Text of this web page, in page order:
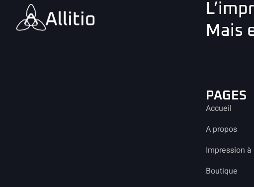
Mais
PAGES
Accueil
A propos
Impression
Boutique